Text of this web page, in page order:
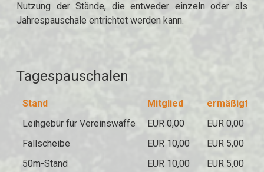
Nutzung der Stände, die entweder einzeln oder als
Jahrespauschale entrichtet werden kann.
Tagespauschalen
Stand Mitglied
ermäßigt**
Leihgebür für Vereinswaffe
EUR 0,00
EUR 0,00
Fallscheibe
EUR 10,00
EUR 5,00
50m-Stand
EUR 10,00
EUR 5,00